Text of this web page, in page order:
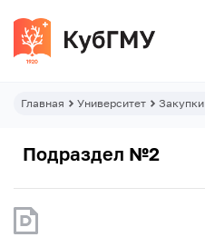
Главная Университет Закупки
Подраздел №2